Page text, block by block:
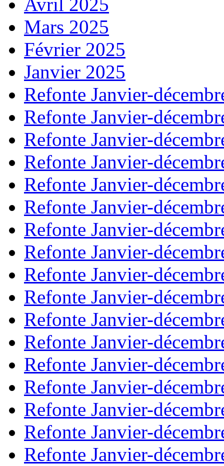
Mars 2025
Février 2025
Janvier 2025
Refonte Janvier-
Refonte Janvier-
Refonte Janvier-
Refonte Janvier-
Refonte Janvier-
Refonte Janvier-
Refonte Janvier-
Refonte Janvier-
Refonte Janvier-
Refonte Janvier-
Refonte Janvier-
Refonte Janvier-
Refonte Janvier-
Refonte Janvier-
Refonte Janvier-
Refonte Janvier-
Refonte Janvier-